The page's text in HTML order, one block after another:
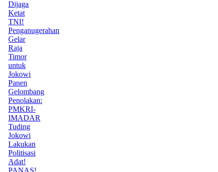
Dijaga
Ketat
TNI!
Penganugerahan
Gelar
Raja
Timor
untuk
Jokowi
Panen
Gelombang
Penolakan:
PMKRI-
IMADAR
Tuding
Jokowi
Lakukan
Politisasi
Adat!
PANAS!